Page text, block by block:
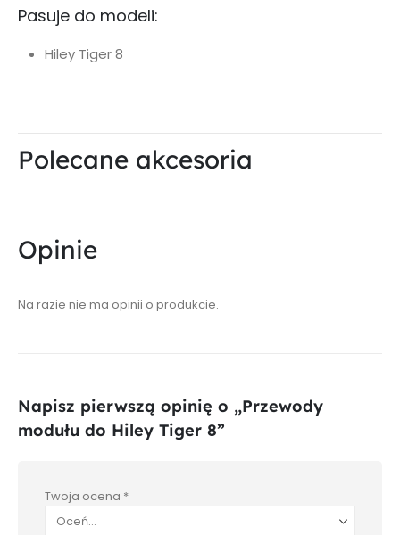
Pasuje do modeli:
Hiley Tiger 8
Polecane akcesoria
Opinie
Na razie nie ma opinii o produkcie.
Napisz pierwszą opinię o „Przewody
modułu do Hiley Tiger 8”
Twoja ocena *